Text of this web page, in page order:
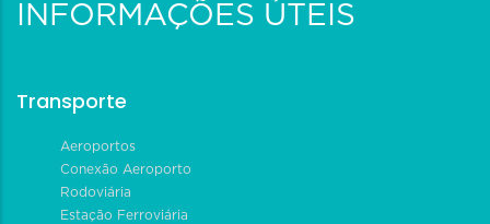
INFORMAÇÕES ÚTEIS
Transporte
Aeroportos
Conexão Aeroporto
Rodoviária
Estação Ferroviária